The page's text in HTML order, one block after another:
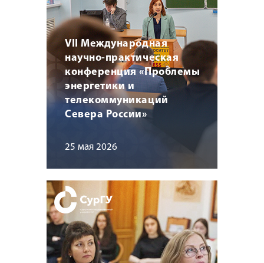
VII Международная
научно-практическая
конференция «Проблемы
энергетики и
телекоммуникаций
Севера России»
25 мая 2026